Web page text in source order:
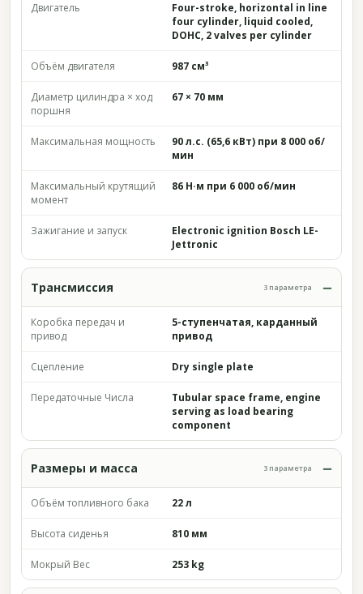
Двигатель
Four-stroke, horizontal in line
four cylinder, liquid cooled,
DOHC, 2 valves per cylinder
Объём двигателя 987 см³
Диаметр цилиндра × ход
поршня
67 × 70 мм
Максимальная мощность
90 л.с. (65,6 кВт) при 8 000 об/
мин
Максимальный крутящий
момент
86 Н·м при 6 000 об/мин
Зажигание и запуск
Electronic ignition Bosch LE-
Jettronic
Трансмиссия 3 параметра
Коробка передач и
привод
5-ступенчатая, карданный
привод
Сцепление Dry single plate
Передаточные Числа
Tubular space frame, engine
serving as load bearing
component
Размеры и масса 3 параметра
Объём топливного бака 22 л
Высота сиденья 810 мм
Мокрый Вес 253 kg